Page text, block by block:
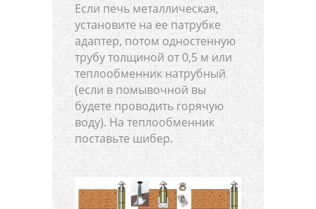
Если печь металлическая,
установите на ее патрубке
адаптер, потом одностенную
трубу толщиной от 0,5 м или
теплообменник натрубный
(если в помывочной вы
будете проводить горячую
воду). На теплообменник
поставьте шибер.